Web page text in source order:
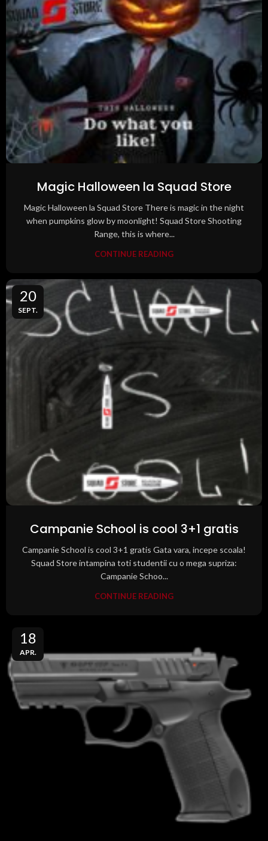
Magic Halloween la Squad Store
Magic Halloween la Squad Store There is magic in the night
when pumpkins glow by moonlight! Squad Store Shooting
Range, this is where...
CONTINUE READING
20
SEPT.
Campanie School is cool 3+1 gratis
Campanie School is cool 3+1 gratis Gata vara, incepe scoala!
Squad Store intampina toti studentii cu o mega supriza:
Campanie Schoo...
CONTINUE READING
18
APR.